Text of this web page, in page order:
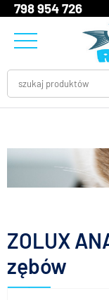
798 954 726
ZOLUX
zębów